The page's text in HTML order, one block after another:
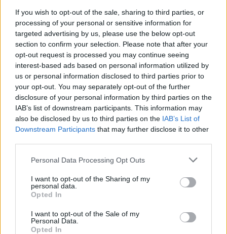
If you wish to opt-out of the sale, sharing to third parties, or
processing of your personal or sensitive information for
targeted advertising by us, please use the below opt-out
section to confirm your selection. Please note that after your
opt-out request is processed you may continue seeing
interest-based ads based on personal information utilized by
us or personal information disclosed to third parties prior to
your opt-out. You may separately opt-out of the further
disclosure of your personal information by third parties on the
IAB’s list of downstream participants. This information may
also be disclosed by us to third parties on the IAB’s List of
Downstream Participants that may further disclose it to other
Personal Data Processing Opt Outs
I want to opt-out of the Sharing of my
personal data.
Opted In
I want to opt-out of the Sale of my
Personal Data.
Opted In
de teatre, arts escèniques i música de l'Auditori
entre setembre i desembre de 2026
Descarregar
Múmero 850
Del 3 al 9 de juliol de 2026
Trobada amb la consellera de Drets Socials i
Inclusió
Excel·lència castellarenca a la selectivitat
Tastant l'estiu
Descarregar